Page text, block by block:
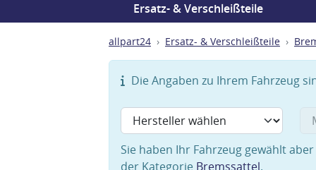
Ersatz- & Verschleißteile
allpart24 Ersatz- & Verschleißteile
Die Angaben zu Ihrem Fahrzeug
Sie haben Ihr Fahrzeug gewählt
der Kategorie Bremssattel.